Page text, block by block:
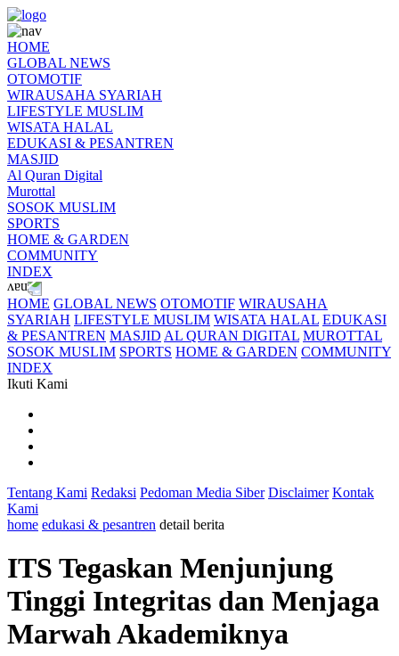
HOME
GLOBAL NEWS
OTOMOTIF
WIRAUSAHA SYARIAH
LIFESTYLE MUSLIM
WISATA HALAL
EDUKASI & PESANTREN
MASJID
Al Quran Digital
Murottal
SOSOK MUSLIM
SPORTS
HOME & GARDEN
COMMUNITY
INDEX
HOME GLOBAL NEWS OTOMOTIF WIRAUSAHA
SYARIAH LIFESTYLE MUSLIM WISATA HALAL EDUKASI
& PESANTREN MASJID AL QURAN DIGITAL MUROTTAL
SOSOK MUSLIM SPORTS HOME & GARDEN COMMUNITY
INDEX
Ikuti Kami
Tentang Kami Redaksi Pedoman Media Siber Disclaimer Kontak
Kami
home edukasi & pesantren detail berita
ITS Tegaskan Menjunjung
Tinggi Integritas dan Menjaga
Marwah Akademiknya